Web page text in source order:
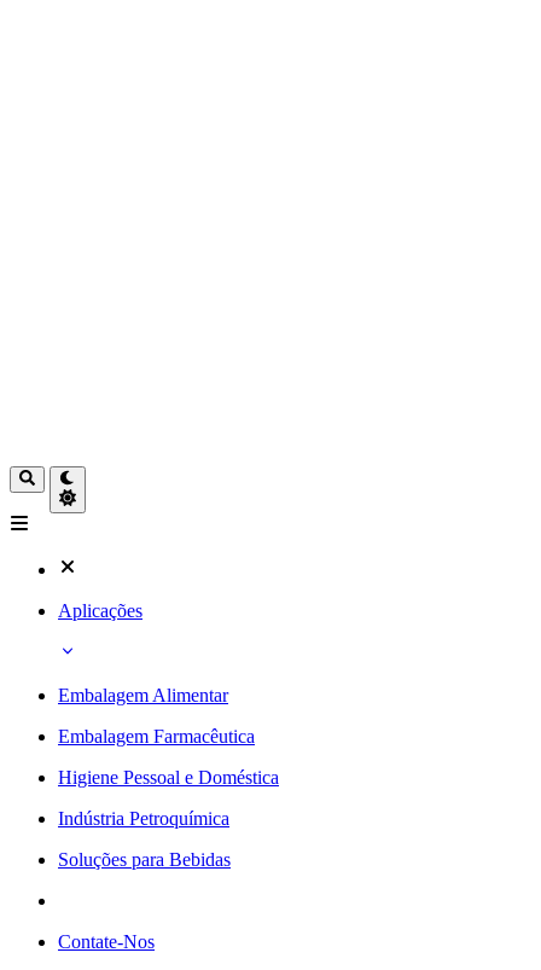
Aplicações
Embalagem Alimentar
Embalagem Farmacêutica
Higiene Pessoal e Doméstica
Indústria Petroquímica
Soluções para Bebidas
Contate-Nos